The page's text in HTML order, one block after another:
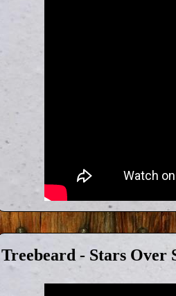
Treebeard - Stars Over